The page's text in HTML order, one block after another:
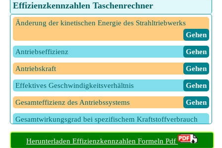
Effizienzkennzahlen Taschenrechner
Änderung der kinetischen Energie des Strahltriebwerks
​ Gehen
Antriebseffizienz ​ Gehen
Antriebskraft ​ Gehen
Effektives Geschwindigkeitsverhältnis ​ Gehen
Gesamteffizienz des Antriebssystems ​ Gehen
Gesamtwirkungsgrad bei spezifischem Kraftstoffverbrauch
​ Gehen
Herunterladen Effizienzkennzahlen Formeln Pdf